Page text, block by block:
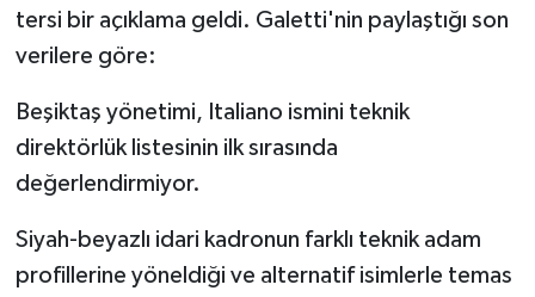
tersi bir açıklama geldi. Galetti'nin paylaştığı son
verilere göre:
Beşiktaş yönetimi, Italiano ismini teknik
direktörlük listesinin ilk sırasında
değerlendirmiyor.
Siyah-beyazlı idari kadronun farklı teknik adam
profillerine yöneldiği ve alternatif isimlerle temas
Susurluk
TARİHTE BUGÜN
Trend